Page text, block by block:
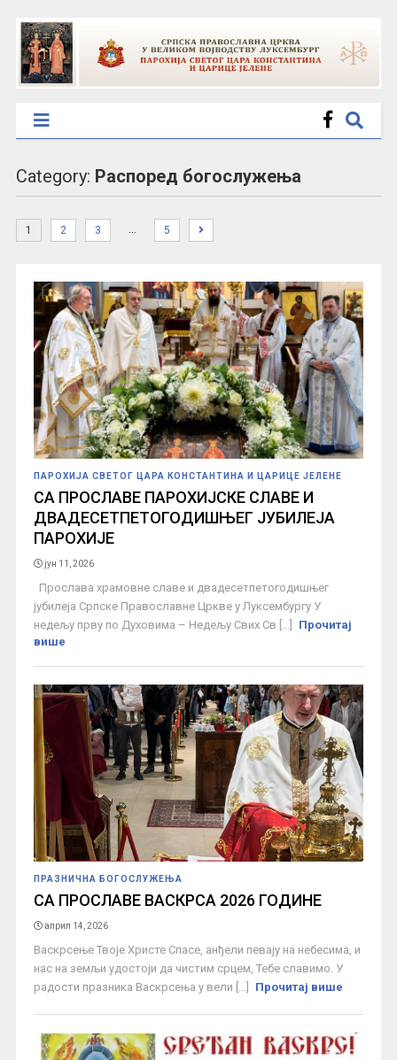
Category: Распоред богослужења
1 2 3 … 5
ПАРОХИЈА СВЕТОГ ЦАРА КОНСТАНТИНА И ЦАРИЦЕ ЈЕЛЕНЕ
СА ПРОСЛАВЕ ПАРОХИЈСКЕ СЛАВЕ И
ДВАДЕСЕТПЕТОГОДИШЊЕГ ЈУБИЛЕЈА
ПАРОХИЈЕ
јун 11, 2026
Прослава храмовне славе и двадесетпетогодишњег
јубилеја Српске Православне Цркве у Луксембургу У
недељу прву по Духовима – Недељу Свих Св [...]
Прочитај
више
ПРАЗНИЧНА БОГОСЛУЖЕЊА
СА ПРОСЛАВЕ ВАСКРСА 2026 ГОДИНЕ
април 14, 2026
Васкрсење Твоје Христе Спасе, анђели певају на небесима, и
нас на земљи удостоји да чистим срцем, Тебе славимо. У
радости празника Васкрсења у вели [...]
Прочитај више